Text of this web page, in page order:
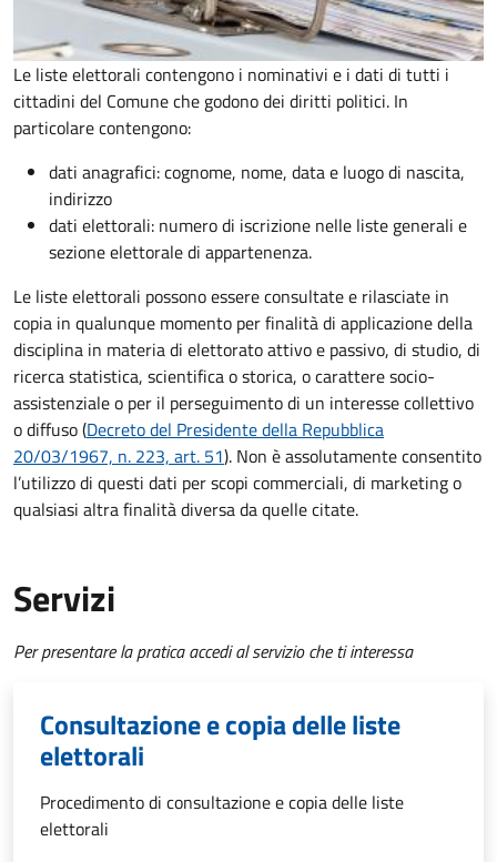
Le liste elettorali contengono i nominativi e i dati di tutti i
cittadini del Comune che godono dei diritti politici. In
particolare contengono:
dati anagrafici: cognome, nome, data e luogo di nascita,
indirizzo
dati elettorali: numero di iscrizione nelle liste generali e
sezione elettorale di appartenenza.
Le liste elettorali possono essere consultate e rilasciate in
copia in qualunque momento per finalità di applicazione della
disciplina in materia di elettorato attivo e passivo, di studio, di
ricerca statistica, scientifica o storica, o carattere socio-
assistenziale o per il perseguimento di un interesse collettivo
o diffuso (Decreto del Presidente della Repubblica
20/03/1967, n. 223, art. 51). Non è assolutamente consentito
l’utilizzo di questi dati per scopi commerciali, di marketing o
qualsiasi altra finalità diversa da quelle citate.
Servizi
Per presentare la pratica accedi al servizio che ti interessa
Consultazione e copia delle liste
elettorali
Procedimento di consultazione e copia delle liste
elettorali